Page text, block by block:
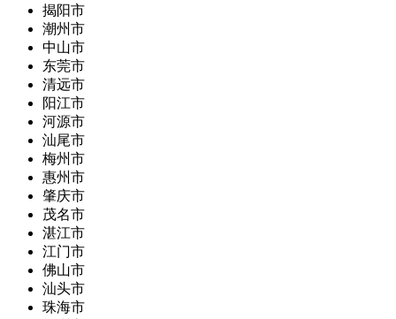
揭阳市
潮州市
中山市
东莞市
清远市
阳江市
河源市
汕尾市
梅州市
惠州市
肇庆市
茂名市
湛江市
江门市
佛山市
汕头市
珠海市